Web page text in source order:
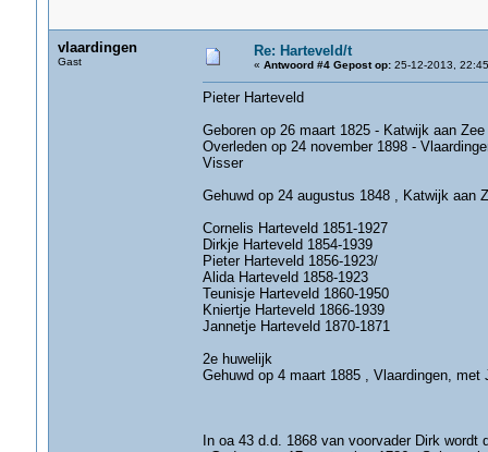
vlaardingen
Gast
Re: Harteveld/t
« Antwoord #4 Gepost op:25-12-2013,
Pieter Harteveld
Geboren op 26 maart 1825 - Katwijk aan Zee
Overleden op 24 november 1898 -
Visser
Gehuwd op 24 augustus 1848 , Katwijk aan
Cornelis Harteveld 1851-1927
Dirkje Harteveld 1854-1939
Pieter Harteveld 1856-1923/
Alida Harteveld 1858-1923
Teunisje Harteveld 1860-1950
Kniertje Harteveld 1866-1939
Jannetje Harteveld 1870-1871
2e huwelijk
Gehuwd op 4 maart 1885 , Vlaardingen, met
In oa 43 d.d. 1868 van voorvader Dirk